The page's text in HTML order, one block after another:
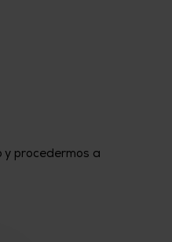
y procedermos a